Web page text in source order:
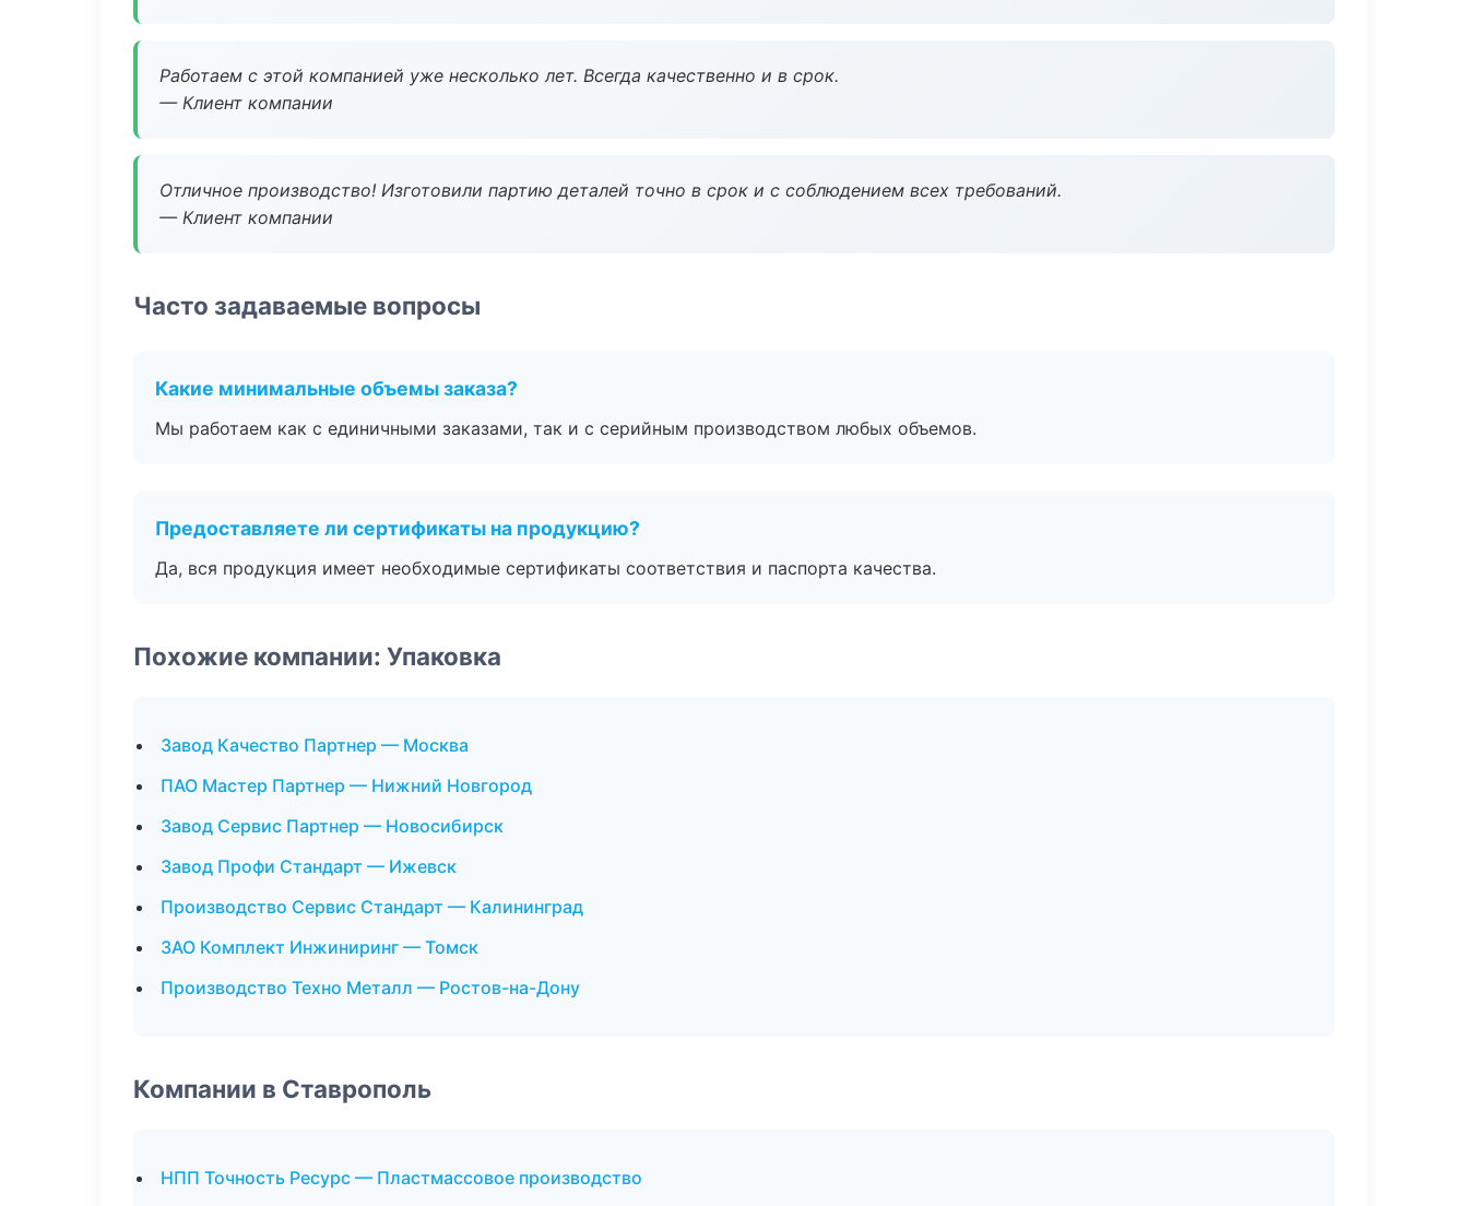
Работаем с этой компанией уже несколько лет. Всегда качественно и в срок.
— Клиент компании
Отличное производство! Изготовили партию деталей точно в срок и с соблюдением всех требований.
— Клиент компании
Часто задаваемые вопросы
Какие минимальные объемы заказа?
Мы работаем как с единичными заказами, так и с серийным производством любых объемов.
Предоставляете ли сертификаты на продукцию?
Да, вся продукция имеет необходимые сертификаты соответствия и паспорта качества.
Похожие компании: Упаковка
Завод Качество Партнер — Москва
ПАО Мастер Партнер — Нижний Новгород
Завод Сервис Партнер — Новосибирск
Завод Профи Стандарт — Ижевск
Производство Сервис Стандарт — Калининград
ЗАО Комплект Инжиниринг — Томск
Производство Техно Металл — Ростов-на-Дону
Компании в Ставрополь
НПП Точность Ресурс — Пластмассовое производство